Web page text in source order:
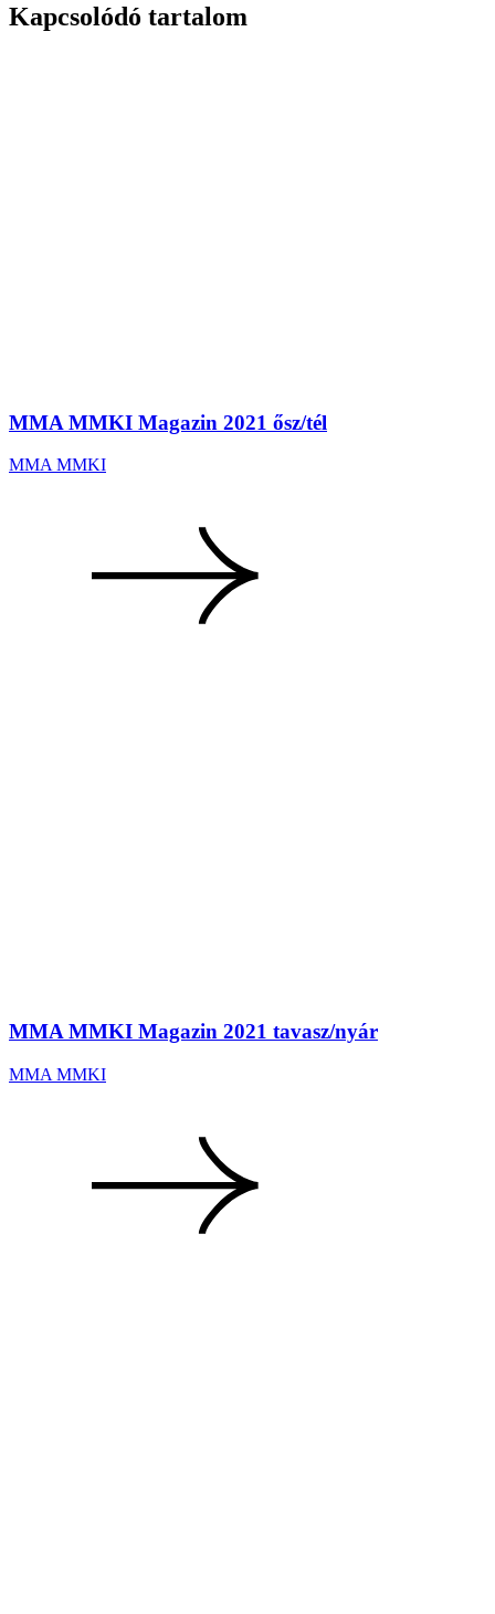
Kapcsolódó tartalom
MMA MMKI Magazin 2021 ősz/tél
MMA MMKI
MMA MMKI Magazin 2021 tavasz/nyár
MMA MMKI